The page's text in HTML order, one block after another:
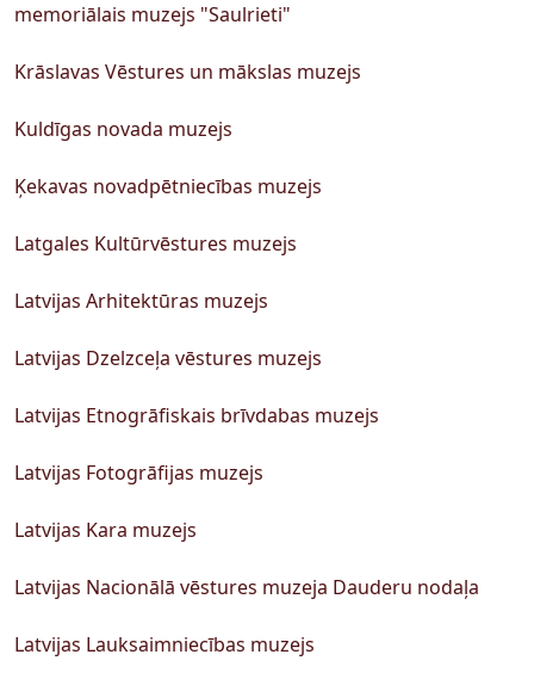
memoriālais muzejs "Saulrieti"
Krāslavas Vēstures un mākslas muzejs
Kuldīgas novada muzejs
Ķekavas novadpētniecības muzejs
Latgales Kultūrvēstures muzejs
Latvijas Arhitektūras muzejs
Latvijas Dzelzceļa vēstures muzejs
Latvijas Etnogrāfiskais brīvdabas muzejs
Latvijas Fotogrāfijas muzejs
Latvijas Kara muzejs
Latvijas Nacionālā vēstures muzeja Dauderu nodaļa
Latvijas Lauksaimniecības muzejs